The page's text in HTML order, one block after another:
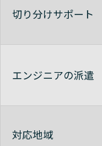
Avaya
Avaya
切り分けサポート
エンジニアの派遣
対応地域